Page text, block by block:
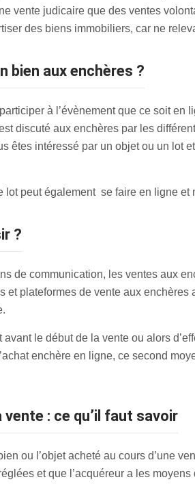
vente judicaire que des ventes
des biens immobiliers, car ne
bien aux enchères ?
à l’évènement que ce soit en
discuté aux enchères par les
êtes intéressé par un objet ou un lot
lot peut également se faire en ligne et
?
de communication, les ventes aux
et plateformes de vente aux
le début de la vente ou alors
enchère en ligne, ce second
: ce qu’il faut savoir
ou l’objet acheté au cours d’une
et que l’acquéreur a les